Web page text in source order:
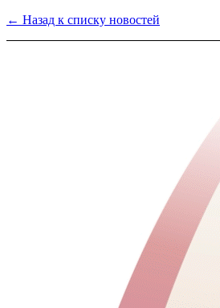
← Назад к списку новостей